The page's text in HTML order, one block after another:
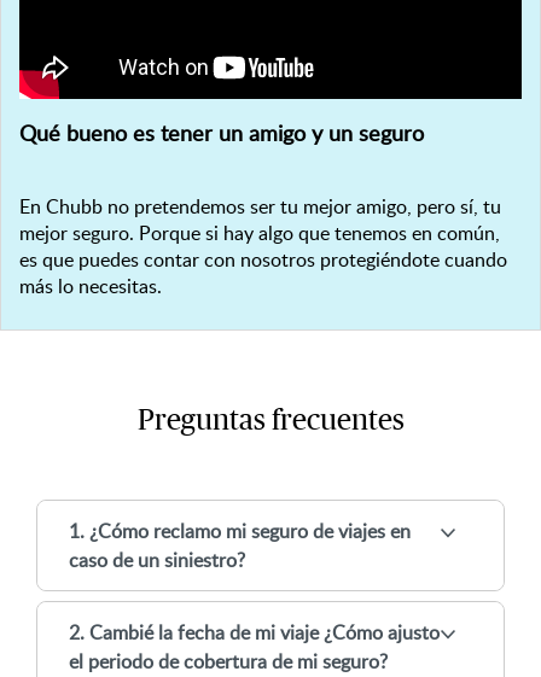
Qué bueno es tener un amigo y un seguro
En Chubb no pretendemos ser tu mejor amigo, pero sí, tu
mejor seguro. Porque si hay algo que tenemos en común,
es que puedes contar con nosotros protegiéndote cuando
más lo necesitas.
Preguntas frecuentes
1. ¿Cómo reclamo mi seguro de viajes en
caso de un siniestro?
2. Cambié la fecha de mi viaje ¿Cómo ajusto
el periodo de cobertura de mi seguro?